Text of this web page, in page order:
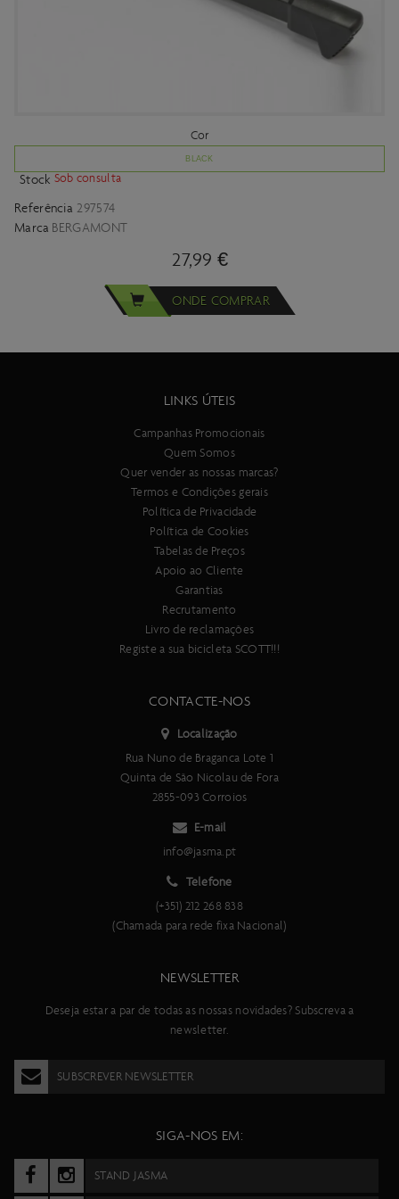
Cor
BLACK
Stock Sob consulta
Referência 297574
Marca BERGAMONT
27,99 €
ONDE COMPRAR
LINKS ÚTEIS
Campanhas Promocionais
Quem Somos
Quer vender as nossas marcas?
Termos e Condições gerais
Política de Privacidade
Política de Cookies
Tabelas de Preços
Apoio ao Cliente
Garantias
Recrutamento
Livro de reclamações
Registe a sua bicicleta SCOTT!!!
CONTACTE-NOS
Localização
Rua Nuno de Braganca Lote 1
Quinta de São Nicolau de Fora
2855-093 Corroios
E-mail
info@jasma.pt
Telefone
(+351) 212 268 838
(Chamada para rede fixa Nacional)
NEWSLETTER
Deseja estar a par de todas as nossas novidades? Subscreva a
newsletter.
SUBSCREVER NEWSLETTER
SIGA-NOS EM:
STAND JASMA